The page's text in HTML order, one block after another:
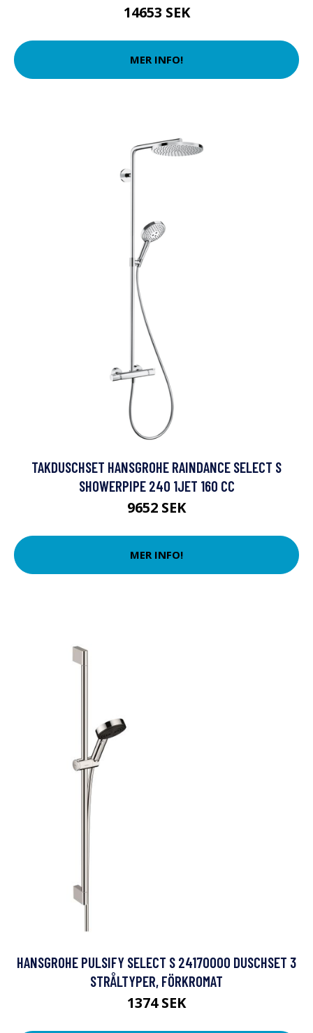
14653 SEK
MER INFO!
TAKDUSCHSET HANSGROHE RAINDANCE SELECT S
SHOWERPIPE 240 1JET 160 CC
9652 SEK
MER INFO!
HANSGROHE PULSIFY SELECT S 24170000 DUSCHSET 3
STRÅLTYPER, FÖRKROMAT
1374 SEK